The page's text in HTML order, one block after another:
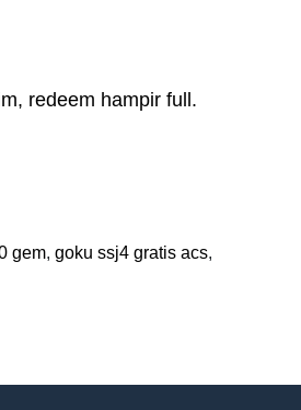
redeem hampir full.
gem, goku ssj4 gratis acs,